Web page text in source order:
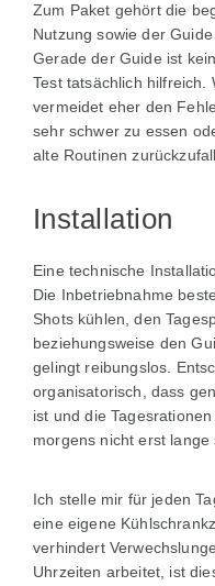
Zum Paket gehört die
Nutzung sowie der
Gerade der Guide ist
Test tatsächlich hilfreich.
vermeidet eher den
sehr schwer zu essen
alte Routinen
Installation
Eine technische
Die Inbetriebnahme
Shots kühlen, den
beziehungsweise den
gelingt reibungslos.
organisatorisch, dass
ist und die
morgens nicht erst lange
Ich stelle mir für jeden
eine eigene
verhindert
Uhrzeiten arbeitet, ist